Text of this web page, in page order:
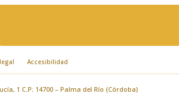
Accesibilidad
1 C.P: 14700 – Palma del Río (Córdoba)